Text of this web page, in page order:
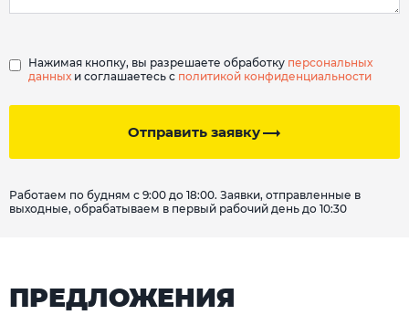
Отправить заявку
Нажимая кнопку, вы разрешаете обработку персональных
данных и соглашаетесь с политикой конфиденциальности
Работаем по будням с 9:00 до 18:00. Заявки, отправленные в
выходные, обрабатываем в первый рабочий день до 10:30
ПРЕДЛОЖЕНИЯ